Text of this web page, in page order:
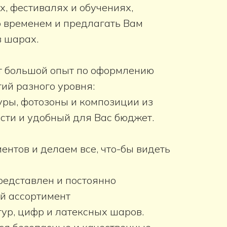
фестивалях и обучениях,
временем и предлагать Вам
шарах.
опыт по оформлению
разного уровня:
фотозоны и композиции из
и удобный для Вас бюджет.
и делаем все, что-бы видеть
и постоянно
ассортимент
цифр и латексных шаров.